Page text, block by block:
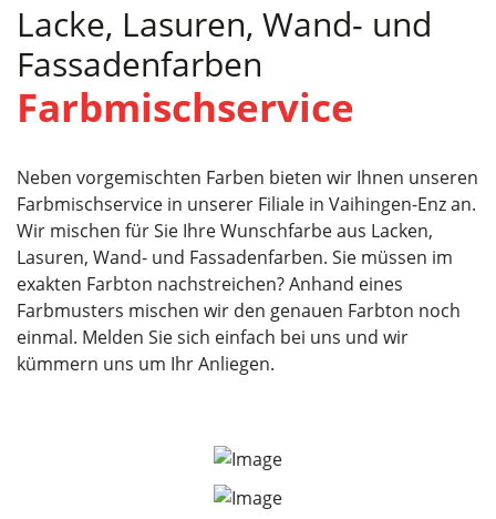
Lacke, Lasuren, Wand- und
Fassadenfarben
Farbmischservice
Neben vorgemischten Farben bieten wir Ihnen unseren
Farbmischservice in unserer Filiale in Vaihingen-Enz an.
Wir mischen für Sie Ihre Wunschfarbe aus Lacken,
Lasuren, Wand- und Fassadenfarben. Sie müssen im
exakten Farbton nachstreichen? Anhand eines
Farbmusters mischen wir den genauen Farbton noch
einmal. Melden Sie sich einfach bei uns und wir
kümmern uns um Ihr Anliegen.